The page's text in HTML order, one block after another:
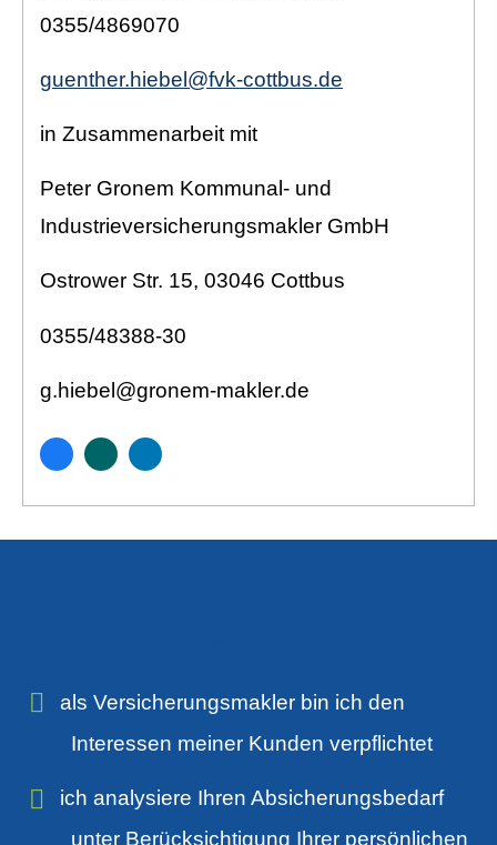
0355/4869070
guenther.hiebel@fvk-cottbus.de
in Zusammenarbeit mit
Peter Gronem Kommunal- und
Industrieversicherungsmakler GmbH
Ostrower Str. 15, 03046 Cottbus
0355/48388-30
g.hiebel@gronem-makler.de
als Ver­sicherungs­makler bin ich den
Interessen meiner Kunden verpflichtet
ich analysiere Ihren Absicherungsbedarf
unter Berücksichtigung Ihrer persönlichen